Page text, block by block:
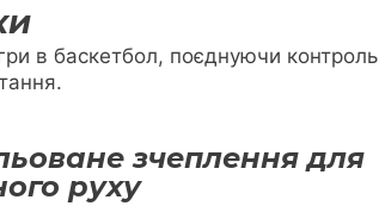
в баскетбол, поєднуючи контроль
зчеплення для
руху